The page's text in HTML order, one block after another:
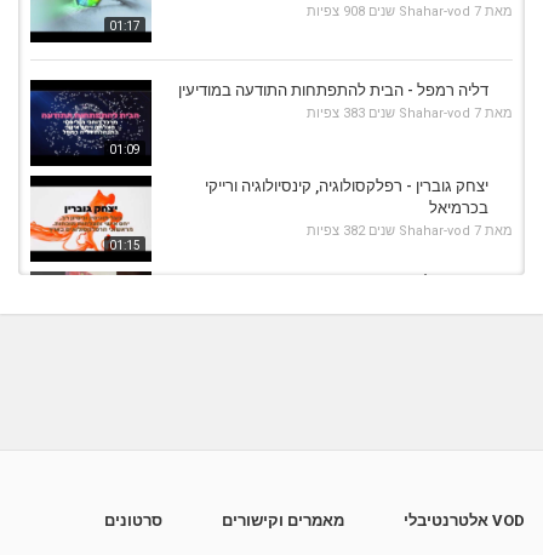
01:17
מאת Shahar-vod 7 שנים 908 צפיות
01:09
דליה רמפל - הבית להתפתחות התודעה במודיעין
מאת Shahar-vod 7 שנים 383 צפיות
01:15
יצחק גוברין - רפלקסולוגיה, קינסיולוגיה ורייקי
בכרמיאל
מאת Shahar-vod 7 שנים 382 צפיות
ניתוק כבלים אנרגטי
VOD אלטרנטיבלי מאמרים וקישורים סרטונים